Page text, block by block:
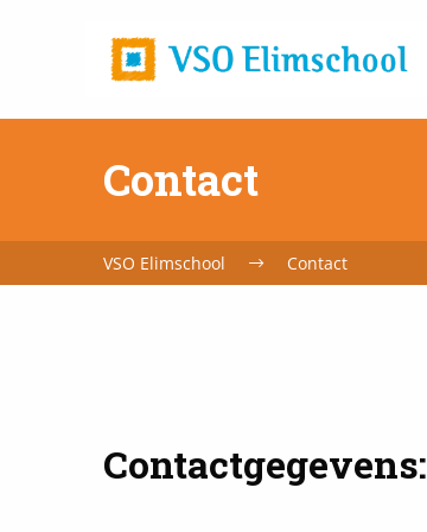
Contact
VSO Elimschool Contact
Contactgegevens: